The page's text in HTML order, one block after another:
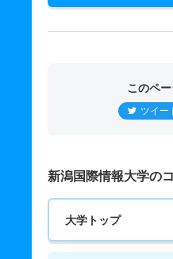
このペ
ツイー
新潟国際情報大学の
大学トップ